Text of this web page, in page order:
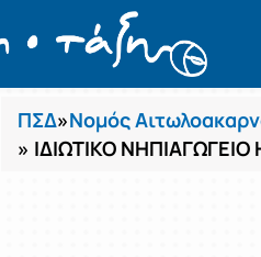
Μαθήματα
ΠΣΔ»Νομός
» ΙΔΙΩΤΙΚΟ